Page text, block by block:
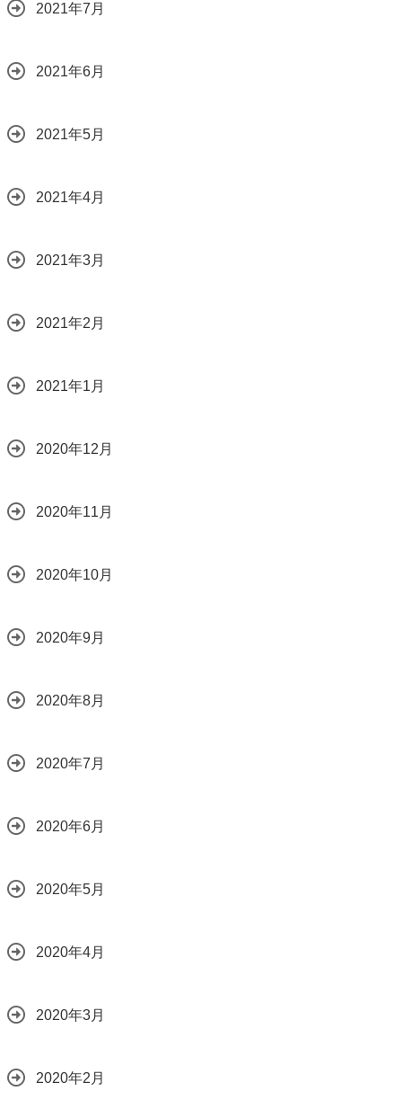
2021年7月
2021年6月
2021年5月
2021年4月
2021年3月
2021年2月
2021年1月
2020年12月
2020年11月
2020年10月
2020年9月
2020年8月
2020年7月
2020年6月
2020年5月
2020年4月
2020年3月
2020年2月